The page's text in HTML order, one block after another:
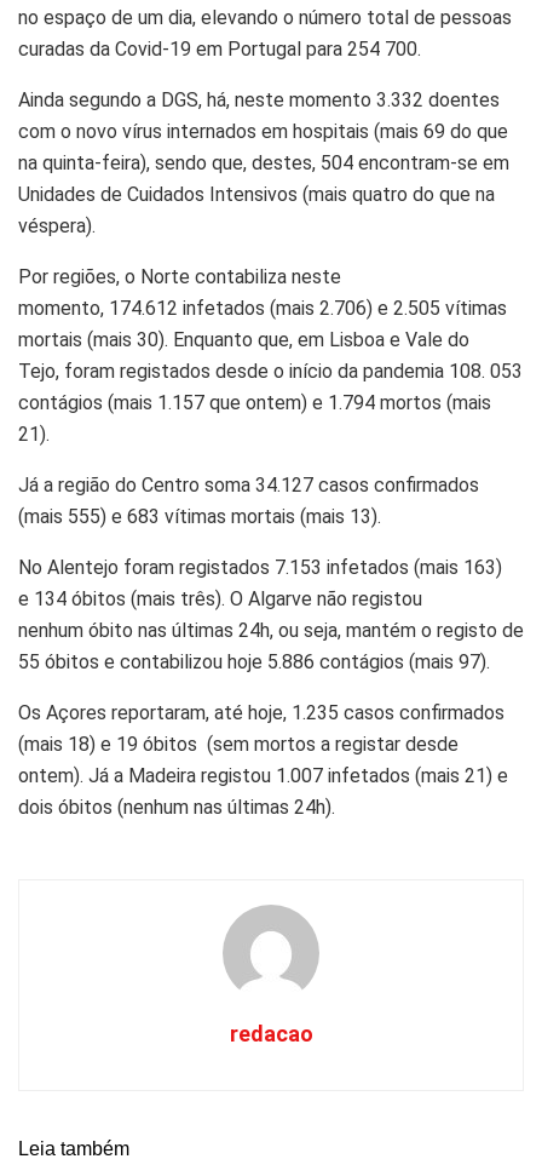
no espaço de um dia, elevando o número total de pessoas
curadas da Covid-19 em Portugal para 254 700.
Ainda segundo a DGS, há, neste momento 3.332 doentes
com o novo vírus internados em hospitais (mais 69 do que
na quinta-feira), sendo que, destes, 504 encontram-se em
Unidades de Cuidados Intensivos (mais quatro do que na
véspera).
Por regiões, o Norte contabiliza neste
momento, 174.612 infetados (mais 2.706) e 2.505 vítimas
mortais (mais 30). Enquanto que, em Lisboa e Vale do
Tejo, foram registados desde o início da pandemia 108. 053
contágios (mais 1.157 que ontem) e 1.794 mortos (mais
21).
Já a região do Centro soma 34.127 casos confirmados
(mais 555) e 683 vítimas mortais (mais 13).
No Alentejo foram registados 7.153 infetados (mais 163)
e 134 óbitos (mais três). O Algarve não registou
nenhum óbito nas últimas 24h, ou seja, mantém o registo de
55 óbitos e contabilizou hoje 5.886 contágios (mais 97).
Os Açores reportaram, até hoje, 1.235 casos confirmados
(mais 18) e 19 óbitos (sem mortos a registar desde
ontem). Já a Madeira registou 1.007 infetados (mais 21) e
dois óbitos (nenhum nas últimas 24h).
redacao
Leia também